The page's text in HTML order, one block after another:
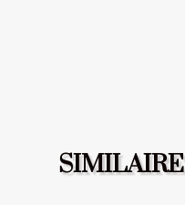
SIMILAIRE